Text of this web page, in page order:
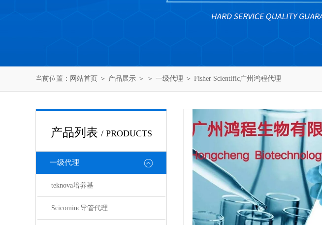
当前位置： 网站首页 ＞ 产品展示 ＞ ＞ 一级代理 ＞ Fisher Scientific广州鸿程代理
产品列表 / PRODUCTS
一级代理
teknova培养基
Scicominc导管代理